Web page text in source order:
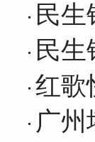
民
民
红歌
广州